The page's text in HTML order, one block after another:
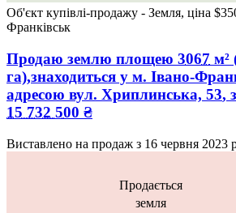
Об'єкт купівлі-продажу - Земля, ціна
Франківськ
Продаю землю площею 3067 м²
га),знаходиться у м. Івано-
адресою вул. Хриплинська, 53,
15 732 500 ₴
Виставлено на продаж з 16 червня 2023
Продається
земля